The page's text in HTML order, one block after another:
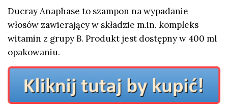
Ducray Anaphase to szampon na wypadanie
włosów zawierający w składzie m.in. kompleks
witamin z grupy B. Produkt jest dostępny w 400 ml
opakowaniu.